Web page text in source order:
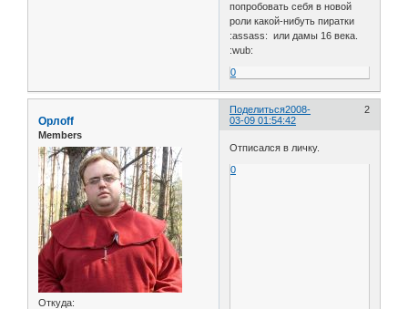
попробовать себя в новой
роли какой-нибуть пиратки
:assass: или дамы 16 века.
:wub:
0
Поделиться 2
2008-
03-09 01:54:42
Орлоff
Members
Откуда:
Отписался в личку.
0